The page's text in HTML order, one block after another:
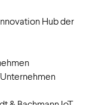
Hub der